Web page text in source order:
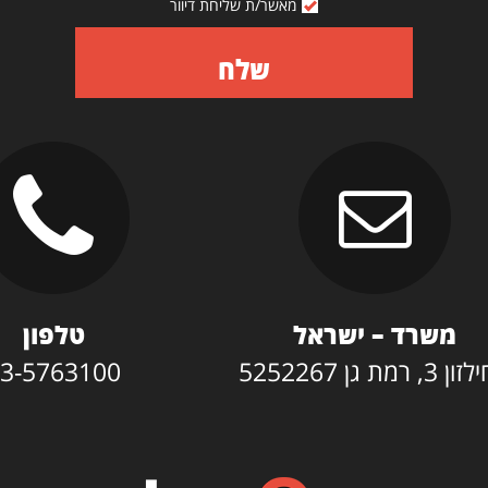
מאשר/ת שליחת דיוור
שלח
משרד – ישראל
גן 5252267
טלפון
5763100